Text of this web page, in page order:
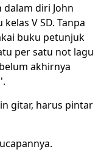
diri John
V SD. Tanpa
buku petunjuk
per satu not lagu
akhirnya
gitar, harus pintar